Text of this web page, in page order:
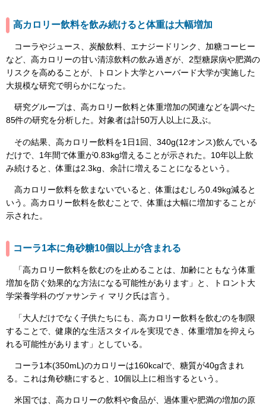
高カロリー飲料を飲み続けると体重は大幅増加
コーラやジュース、炭酸飲料、エナジードリンク、加糖コーヒー
など、高カロリーの甘い清涼飲料の飲み過ぎが、2型糖尿病や肥満の
リスクを高めることが、トロント大学とハーバード大学が実施した
大規模な研究で明らかになった。
研究グループは、高カロリー飲料と体重増加の関連などを調べた
85件の研究を分析した。対象者は計50万人以上に及ぶ。
その結果、高カロリー飲料を1日1回、340g(12オンス)飲んでいる
だけで、1年間で体重が0.83kg増えることが示された。10年以上飲
み続けると、体重は2.3kg、余計に増えることになるという。
高カロリー飲料を飲まないでいると、体重はむしろ0.49kg減ると
いう。高カロリー飲料を飲むことで、体重は大幅に増加することが
示された。
コーラ1本に角砂糖10個以上が含まれる
「高カロリー飲料を飲むのを止めることは、加齢にともなう体重
増加を防ぐ効果的な方法になる可能性があります」と、トロント大
学栄養学科のヴァサンティ マリク氏は言う。
「大人だけでなく子供たちにも、高カロリー飲料を飲むのを制限
することで、健康的な生活スタイルを実現でき、体重増加を抑えら
れる可能性があります」としている。
コーラ1本(350mL)のカロリーは160kcalで、糖質が40g含まれ
る。これは角砂糖にすると、10個以上に相当するという。
米国では、高カロリーの飲料や食品が、過体重や肥満の増加の原